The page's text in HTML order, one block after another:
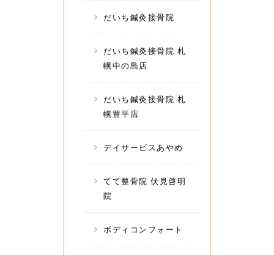
だいち鍼灸接骨院
だいち鍼灸接骨院 札
幌中の島店
だいち鍼灸接骨院 札
幌豊平店
デイサービスあやめ
てて整骨院 伏見啓明
院
ボディコンフォート